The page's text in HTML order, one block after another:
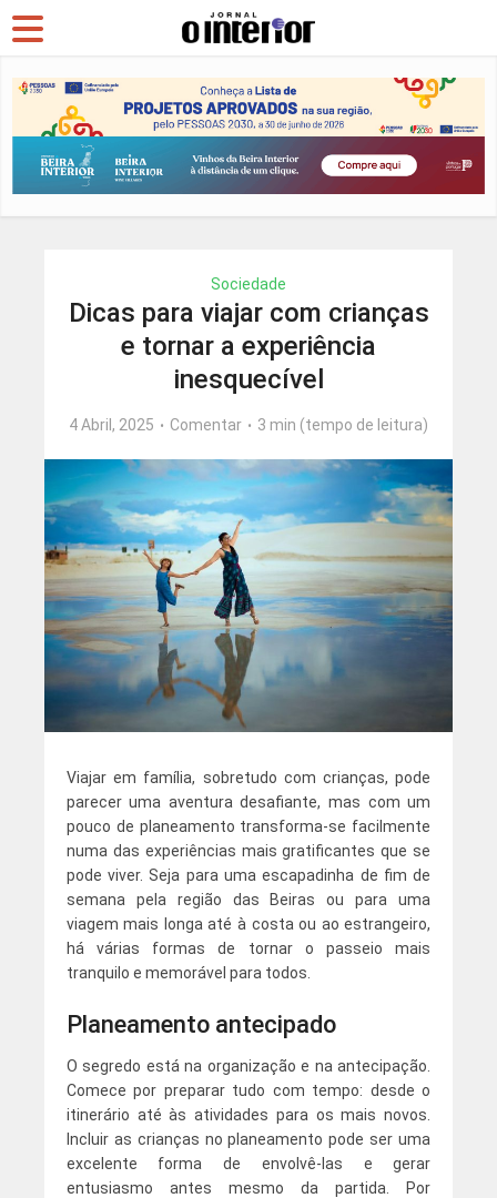
Sociedade
Dicas para viajar com crianças
e tornar a experiência
inesquecível
4 Abril, 2025 Comentar 3 min (tempo de leitura)
Viajar em família, sobretudo com crianças, pode
parecer uma aventura desafiante, mas com um
pouco de planeamento transforma-se facilmente
numa das experiências mais gratificantes que se
pode viver. Seja para uma escapadinha de fim de
semana pela região das Beiras ou para uma
viagem mais longa até à costa ou ao estrangeiro,
há várias formas de tornar o passeio mais
tranquilo e memorável para todos.
Planeamento antecipado
O segredo está na organização e na antecipação.
Comece por preparar tudo com tempo: desde o
itinerário até às atividades para os mais novos.
Incluir as crianças no planeamento pode ser uma
excelente forma de envolvê-las e gerar
entusiasmo antes mesmo da partida. Por